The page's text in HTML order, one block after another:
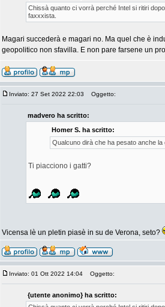
Chissà quanto ci vorrà perché Intel si ritiri
faxxxista.
Magari succederà e magari no. Ma quel che è
geopolitico non sfavilla. E non pare farsene un
Inviato: 27 Set 2022 22:03 Oggetto:
madvero ha scritto:
Homer S. ha scritto:
Qualcuno dirà che ha pesato anche
Ti piacciono i gatti?
Vicensa lè un pletin piasè in su de Verona, seto?
Inviato: 01 Ott 2022 14:04 Oggetto:
{utente anonimo} ha scritto: